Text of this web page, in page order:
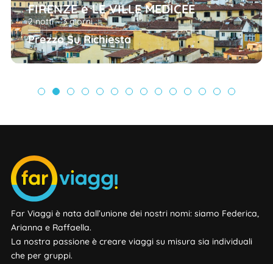
FIRENZE e LE VILLE MEDICEE
2 notti – 3 giorni
Prezzo Su Richiesta
Far Viaggi è nata dall’unione dei nostri nomi: siamo Federica,
Arianna e Raffaella.
La nostra passione è creare viaggi su misura sia individuali
che per gruppi.